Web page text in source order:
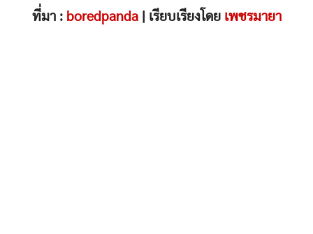
ที่มา : boredpanda| เรียบเรียงโดย เพชรมายา